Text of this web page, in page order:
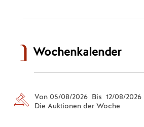
Wochenkalender
Von 05/08/2026 Bis 12/08/2026
Die Auktionen der Woche